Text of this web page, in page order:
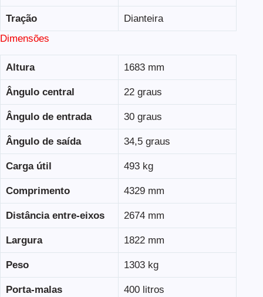
Tração
Dianteira
Dimensões
Altura 1683 mm
Ângulo central 22 graus
Ângulo de entrada 30 graus
Ângulo de saída 34,5 graus
Carga útil 493 kg
Comprimento 4329 mm
Distância entre-eixos 2674 mm
Largura 1822 mm
Peso 1303 kg
Porta-malas 400 litros